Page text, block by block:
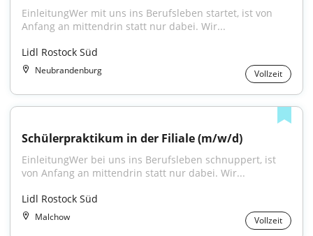
EinleitungWer mit uns ins Berufsleben startet, ist von
Anfang an mittendrin statt nur dabei. Wir...
Lidl Rostock Süd
Neubrandenburg Vollzeit
Schülerpraktikum in der Filiale (m/w/d)
EinleitungWer bei uns ins Berufsleben schnuppert, ist
von Anfang an mittendrin statt nur dabei. Wir...
Lidl Rostock Süd
Malchow Vollzeit